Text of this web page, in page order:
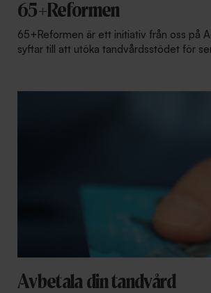
65+Reformen
65+Reformen är ett initiativ från oss på
syftar till att utöka tandvårdsstödet för
Avbetala din tandvård